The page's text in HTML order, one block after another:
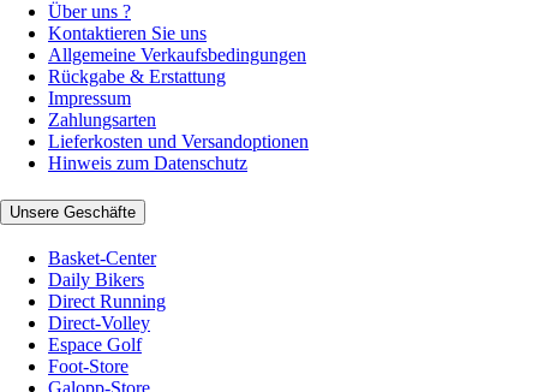
Über uns ?
Kontaktieren Sie uns
Allgemeine Verkaufsbedingungen
Rückgabe & Erstattung
Impressum
Zahlungsarten
Lieferkosten und Versandoptionen
Hinweis zum Datenschutz
Unsere Geschäfte
Basket-Center
Daily Bikers
Direct Running
Direct-Volley
Espace Golf
Foot-Store
Galopp-Store